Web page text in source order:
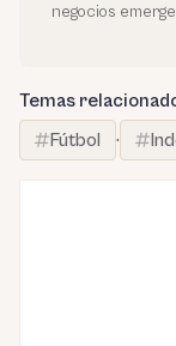
negocios
Temas
Fútbol
·